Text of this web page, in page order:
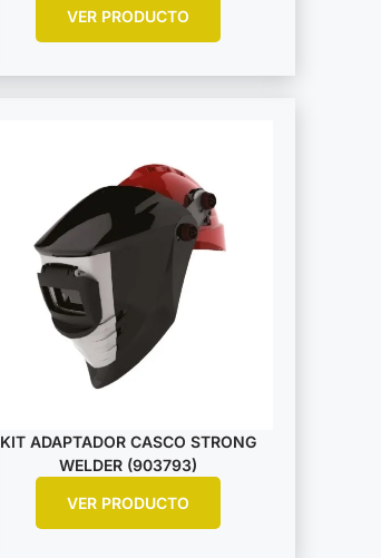
VER PRODUCTO
KIT ADAPTADOR CASCO STRONG
WELDER (903793)
VER PRODUCTO